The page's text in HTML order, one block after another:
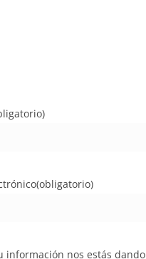
(obligatorio)
información nos estás dando